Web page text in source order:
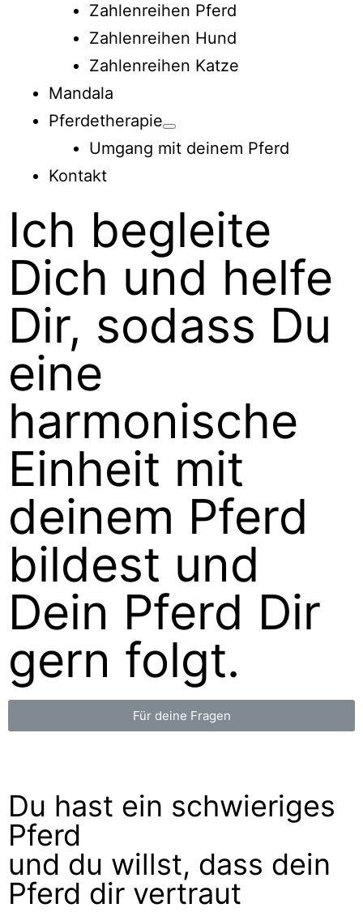
Zahlenreihen Pferd
Zahlenreihen Hund
Zahlenreihen Katze
Mandala
Pferdetherapie
Umgang mit deinem Pferd
Kontakt
Ich begleite
Dich und helfe
Dir, sodass Du
eine
harmonische
Einheit mit
deinem Pferd
bildest und
Dein Pferd Dir
gern folgt.
Für deine Fragen
Du hast ein schwieriges
Pferd
und du willst, dass dein
Pferd dir vertraut